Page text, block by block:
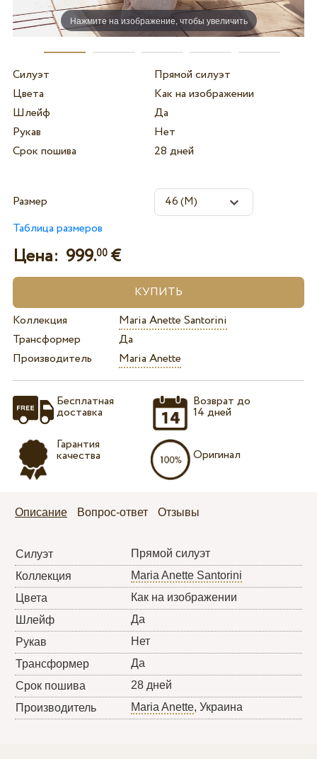
Нажмите на изображение, чтобы увеличить
Силуэт
Прямой силуэт
Цвета
Как на изображении
Шлейф
Да
Рукав
Нет
Срок пошива
28 дней
Размер
Таблица размеров
Цена: 999.00€
Коллекция
Maria Anette Santorini
Трансформер
Да
Производитель
Maria Anette
Бесплатная
доставка
Гарантия
качества
Возврат до
14 дней
Оригинал
Описание Вопрос-ответ Отзывы
Силуэт
Прямой силуэт
Коллекция
Maria Anette Santorini
Цвета
Как на изображении
Шлейф
Да
Рукав
Нет
Трансформер
Да
Срок пошива
28 дней
Производитель
Maria Anette, Украина